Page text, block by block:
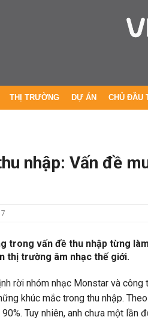
THỊ TRƯỜNG DỰ ÁN CHỦ ĐẦU
nhập: Vấn đề
trong vấn đề thu nhập từng
thị trường âm nhạc thế giới.
rời nhóm nhạc Monstar và
khúc mắc trong thu nhập.
90%. Tuy nhiên, anh chưa một